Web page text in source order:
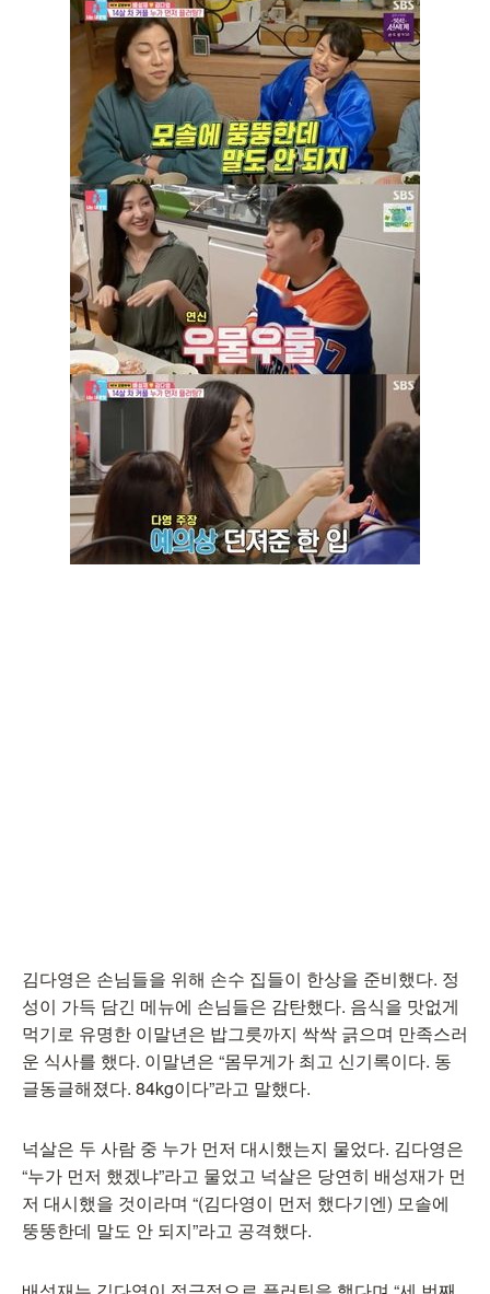
김다영은 손님들을 위해 손수 집들이 한상을 준비했다. 정
성이 가득 담긴 메뉴에 손님들은 감탄했다. 음식을 맛없게
먹기로 유명한 이말년은 밥그릇까지 싹싹 긁으며 만족스러
운 식사를 했다. 이말년은 “몸무게가 최고 신기록이다. 동
글동글해졌다. 84kg이다”라고 말했다.
넉살은 두 사람 중 누가 먼저 대시했는지 물었다. 김다영은
“누가 먼저 했겠냐”라고 물었고 넉살은 당연히 배성재가 먼
저 대시했을 것이라며 “(김다영이 먼저 했다기엔) 모솔에
뚱뚱한데 말도 안 되지”라고 공격했다.